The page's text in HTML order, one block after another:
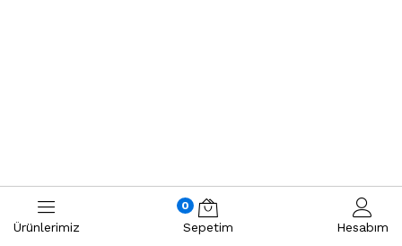
Ürünlerimiz
0
Sepetim Hesabım